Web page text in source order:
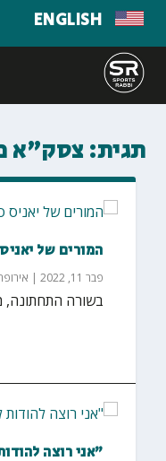
ENGLISH
תגית: צסק"א
המורים של
פבר 11, 2022 |
בשורה התחתונה, מכבי
"אני רוצה